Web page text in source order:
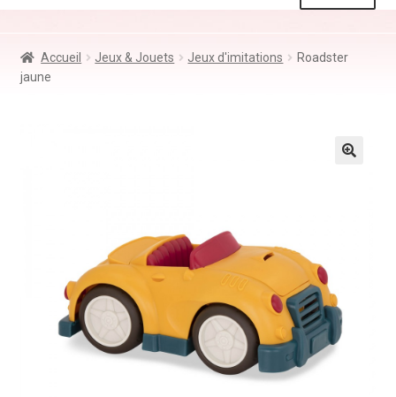
Jeux & Jouets
Accueil Jeux & Jouets Jeux d'imitations
Roadster
jaune